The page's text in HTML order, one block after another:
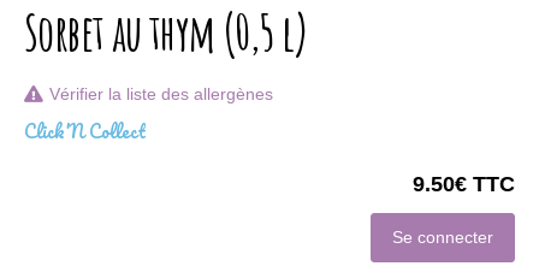
Sorbet au thym (0,5 l)
Vérifier la liste des allergènes
Click'N Collect
9.50€ TTC
Se connecter